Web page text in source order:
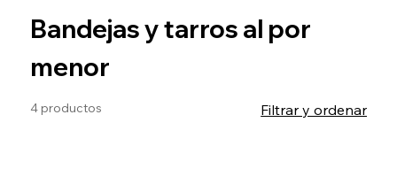
Bandejas y tarros al por
menor
4 productos Filtrar y ordenar